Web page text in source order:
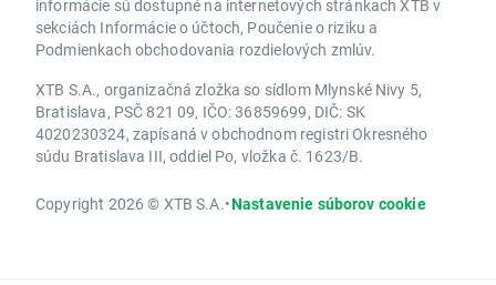
informácie sú dostupné na internetových stránkach XTB v
sekciách Informácie o účtoch, Poučenie o riziku a
Podmienkach obchodovania rozdielových zmlúv.
XTB S.A., organizačná zložka so sídlom Mlynské Nivy 5,
Bratislava, PSČ 821 09, IČO: 36859699, DIČ: SK
4020230324, zapísaná v obchodnom registri Okresného
súdu Bratislava III, oddiel Po, vložka č. 1623/B.
Copyright 2026 © XTB S.A.•Nastavenie súborov cookie